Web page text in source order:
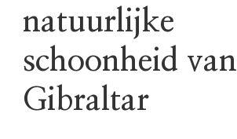
natuurlijke
schoonheid van
Gibraltar